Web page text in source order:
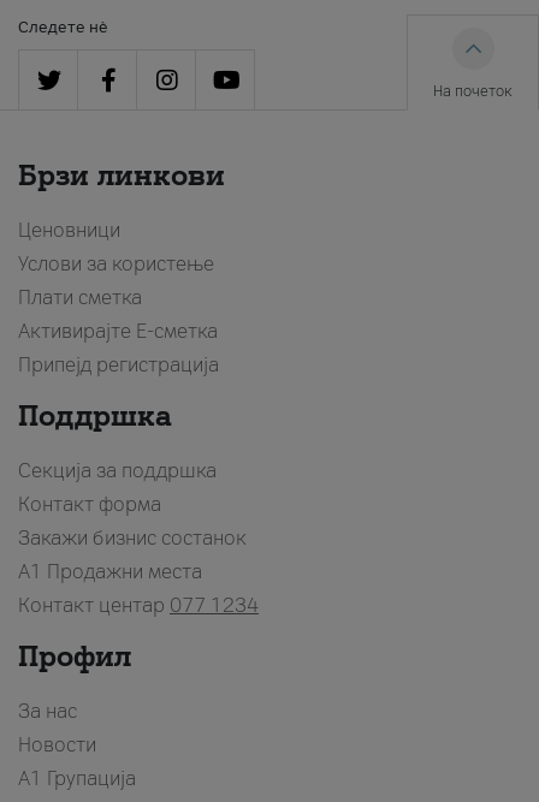
Следете нè
На почеток
Брзи линкови
Ценовници
Услови за користење
Плати сметка
Активирајте Е-сметка
Припејд регистрација
Поддршка
Секција за поддршка
Контакт форма
Закажи бизнис состанок
A1 Продажни места
Контакт центар 077 1234
Профил
За нас
Новости
А1 Групација